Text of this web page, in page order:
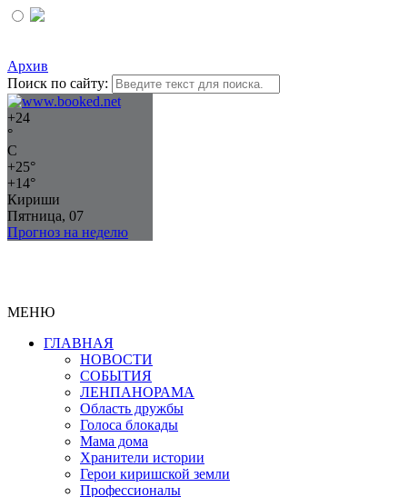
Архив
Поиск по сайту:
+24
°
C
+25°
+14°
Кириши
Пятница, 07
Прогноз на неделю
МЕНЮ
ГЛАВНАЯ
НОВОСТИ
СОБЫТИЯ
ЛЕНПАНОРАМА
Область дружбы
Голоса блокады
Мама дома
Хранители истории
Герои киришской земли
Профессионалы